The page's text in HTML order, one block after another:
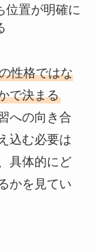
位置が明確に
性格ではな
で決まる
への向き合
込む必要は
具体的にど
かを見てい